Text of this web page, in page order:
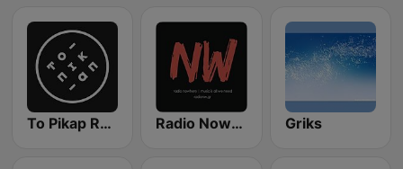
To Pikap Radio Radio Nowhere Griks